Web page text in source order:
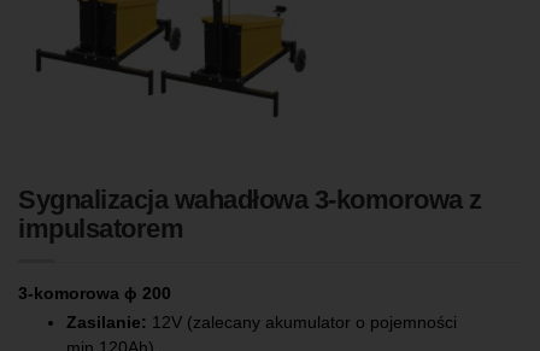
Sygnalizacja wahadłowa 3-komorowa z
impulsatorem
3-komorowa ϕ 200
Zasilanie: 12V (zalecany akumulator o pojemności
min.120Ah),